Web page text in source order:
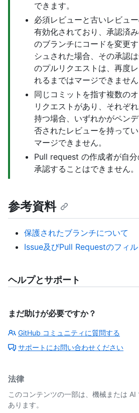
できます。
必須レビューと古いレビュ
有効化されており、承認済
のブランチにコードを変更
シュされた場合、その承認
のプルリクエストは、再度
れるまではマージできません
同じコミットを指す複数の
リクエストがあり、それぞ
持つ場合、いずれかがペン
否されたレビューを持って
マージできません。
Pull request の作成者が自
承認することはできません。
参考資料
保護されたブランチについて
Issue及びPull Requestのフィ
ヘルプとサポート
まだ助けが必要ですか？
GitHub コミュニティに質問する
サポートにお問い合わせください
法律
このコンテンツの一部は、機械または
あります。